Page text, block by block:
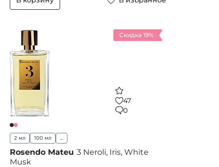
Скидка 19%
47
0
2 мл 100 мл ...
Rosendo Mateu 3 Neroli, Iris, White
Musk